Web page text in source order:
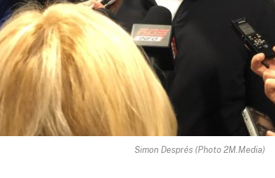
Simon Després (Photo 2M.Media)